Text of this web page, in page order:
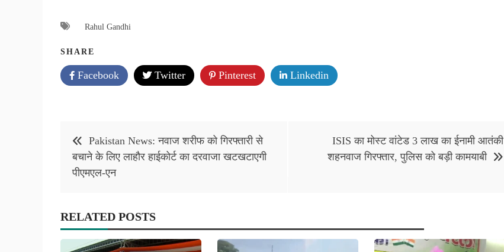
Rahul Gandhi
SHARE
Facebook Twitter Pinterest Linkedin
Post
navigation
Pakistan News: नवाज शरीफ को गिरफ्तारी से
बचाने के लिए लाहौर हाईकोर्ट का दरवाजा खटखटाएगी
पीएमएल-एन
ISIS का मोस्ट वांटेड 3 लाख का ईनामी आतंकी
शहनवाज गिरफ्तार, पुलिस को बड़ी कामयाबी
RELATED POSTS